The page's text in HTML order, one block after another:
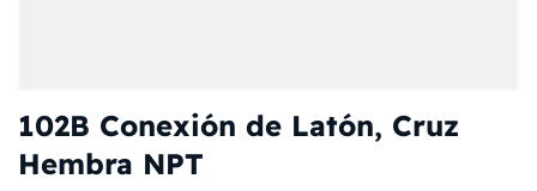
102B Conexión de Latón, Cruz
Hembra NPT